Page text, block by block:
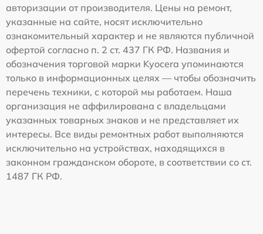
авторизации от производителя. Цены на ремонт,
указанные на сайте, носят исключительно
ознакомительный характер и не являются публичной
офертой согласно п. 2 ст. 437 ГК РФ. Названия и
обозначения торговой марки Kyocera упоминаются
только в информационных целях — чтобы обозначить
перечень техники, с которой мы работаем. Наша
организация не аффилирована с владельцами
указанных товарных знаков и не представляет их
интересы. Все виды ремонтных работ выполняются
исключительно на устройствах, находящихся в
законном гражданском обороте, в соответствии со ст.
1487 ГК РФ.